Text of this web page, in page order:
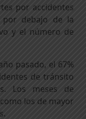
por accidentes
debajo de la
y el número de
pasado, el 67%
de tránsito
Los meses de
los de mayor